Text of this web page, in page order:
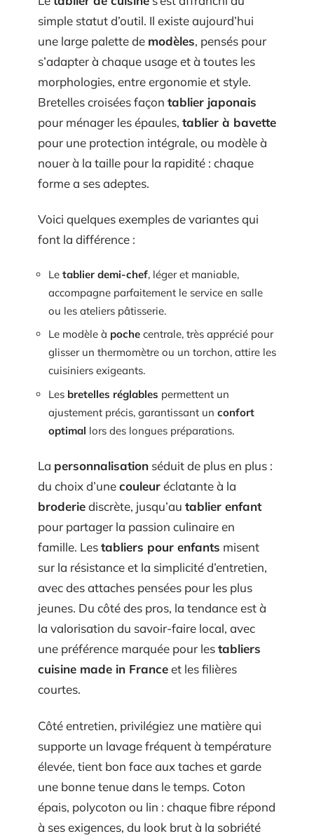
simple statut d’outil. Il existe aujourd’hui
une large palette de modèles, pensés pour
s’adapter à chaque usage et à toutes les
morphologies, entre ergonomie et style.
Bretelles croisées façon tablier japonais
pour ménager les épaules, tablier à bavette
pour une protection intégrale, ou modèle à
nouer à la taille pour la rapidité : chaque
forme a ses adeptes.
Voici quelques exemples de variantes qui
font la différence :
Le tablier demi-chef, léger et maniable,
accompagne parfaitement le service en salle
ou les ateliers pâtisserie.
Le modèle à poche centrale, très apprécié pour
glisser un thermomètre ou un torchon, attire les
cuisiniers exigeants.
Les bretelles réglables permettent un
ajustement précis, garantissant un confort
optimal lors des longues préparations.
La personnalisation séduit de plus en plus :
du choix d’unecouleuréclatante à la
broderiediscrète, jusqu’au tablier enfant
pour partager la passion culinaire en
famille. Lestabliers pour enfants misent
sur la résistance et la simplicité d’entretien,
avec des attaches pensées pour les plus
jeunes. Du côté des pros, la tendance est à
la valorisation du savoir-faire local, avec
une préférence marquée pour lestabliers
cuisine made in Franceet les filières
courtes.
Côté entretien, privilégiez une matière qui
supporte un lavage fréquent à température
élevée, tient bon face aux taches et garde
une bonne tenue dans le temps. Coton
épais, polycoton ou lin : chaque fibre répond
à ses exigences, du look brut à la sobriété